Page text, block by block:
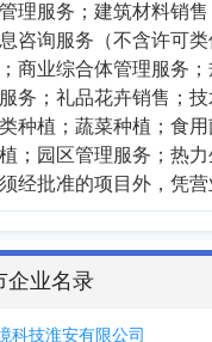
理服务；建筑材料销
咨询服务（不含许可
商业综合体管理服务
务；礼品花卉销售；
种植；蔬菜种植；食
；园区管理服务；热
经批准的项目外，凭营
企业名录
科技淮安有限公司